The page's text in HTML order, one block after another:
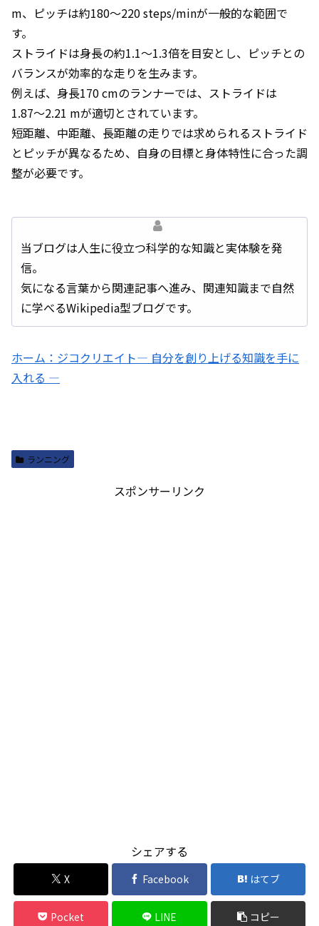
m、ピッチは約180〜220 steps/minが一般的な範囲で
す。
ストライドは身長の約1.1〜1.3倍を目安とし、ピッチとの
バランスが効率的な走りを生みます。
例えば、身長170 cmのランナーでは、ストライドは
1.87〜2.21 mが適切とされています。
短距離、中距離、長距離の走りでは求められるストライド
とピッチが異なるため、自身の目標と身体特性に合った調
整が必要です。
当ブログは人生に役立つ科学的な知識と実体験を発
信。
気になる言葉から関連記事へ進み、関連知識まで自然
に学べるWikipedia型ブログです。
ホーム：ジコクリエイト― 自分を創り上げる知識を手に
入れる ―
ランニング
スポンサーリンク
シェアする
X Facebook はてブ
Pocket LINE コピー